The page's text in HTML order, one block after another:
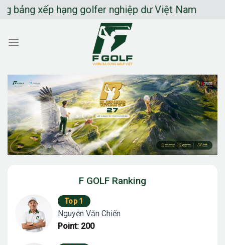
Chuyển
dung
xếp hạng golfer nghiệp dư Việt Nam
F GOLF Ranking
Top 1
Nguyễn Văn Chiến
Point: 200